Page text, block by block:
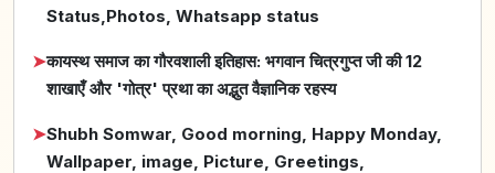
Status,Photos, Whatsapp status
➤कायस्थ समाज का गौरवशाली इतिहास: भगवान चित्रगुप्त जी की 12
शाखाएँ और 'गोत्र' प्रथा का अद्भुत वैज्ञानिक रहस्य
➤Shubh Somwar, Good morning, Happy Monday,
Wallpaper, image, Picture, Greetings,